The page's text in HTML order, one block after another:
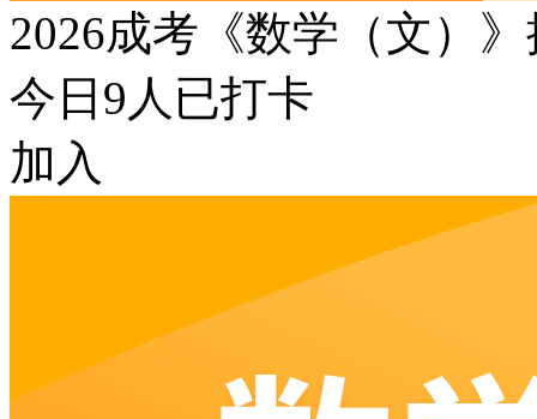
2026成考《数学（文）
今日 9 人已打卡
加入